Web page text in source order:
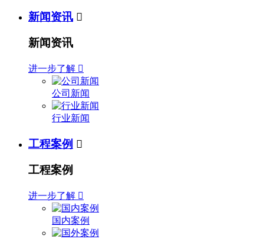
新闻资讯 
新闻资讯
进一步了解 
公司新闻
行业新闻
工程案例 
工程案例
进一步了解 
国内案例